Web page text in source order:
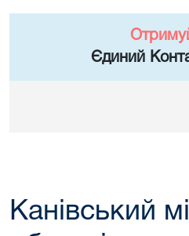
Єдиний
Канівський